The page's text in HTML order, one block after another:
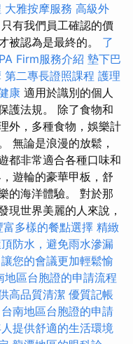
大雅按摩服務 高級外
只有我們員工確認的價
被認為是最終的。 了
Firm服務介紹 墊下巴
第二專長證照課程 護理
康 適用於識別的個人
護法規。 除了食物和
外，多種食物，娛樂計
無論是浪漫的放鬆，
都非常適合各種口味和
遊輪的豪華甲板，舒
的海洋體驗。 對於那
現世界美麗的人來說，
多樣的餐點選擇 精緻
防水，避免雨水滲漏
您的會議更加輕鬆愉
地區台胞證的申請流程
高品質清潔 優質記帳
台南地區台胞證的申請
提供舒適的生活環境